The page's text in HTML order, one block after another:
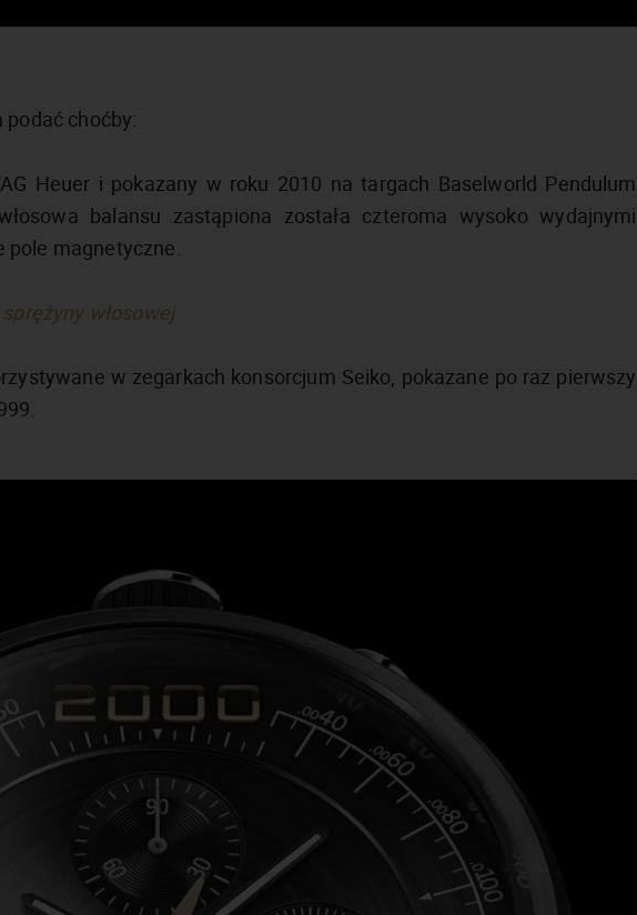
podać choćby:
Heuer i pokazany w roku 2010 na targach Baselworld Pendulum
balansu zastąpiona została czteroma wysoko wydajnymi
pole magnetyczne.
włosowej
w zegarkach konsorcjum Seiko, pokazane po raz pierwszy